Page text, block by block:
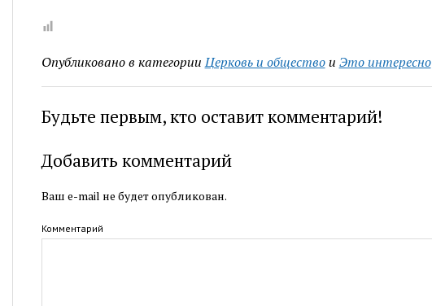
Опубликовано в категории Церковь и обществои Это интересно
Будьте первым, кто оставит комментарий!
Добавить комментарий
Ваш e-mail не будет опубликован.
Комментарий